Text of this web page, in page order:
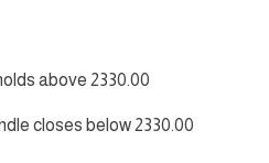
above 2330.00
closes below 2330.00